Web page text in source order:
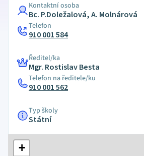
Kontaktní osoba
Bc. P.Doležalová, A. Molnárová
Telefon
910 001 584
Ředitel/ka
Mgr. Rostislav Besta
Telefon na ředitele/ku
910 001 562
Typ školy
Státní
+